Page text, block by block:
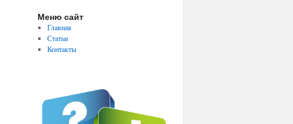
Меню сайт
Главная
Статьи
Контакты